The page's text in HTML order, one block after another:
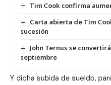
Tim Cook confirma
Carta abierta de Tim
sucesión
John Ternus se
septiembre
Y dicha subida de sueldo,